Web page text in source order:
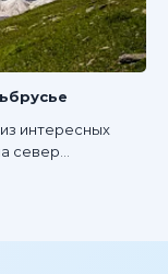
интересных
север...